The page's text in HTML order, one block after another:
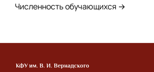
Численность обучающихся →
КФУ им. В. И. Вернадского